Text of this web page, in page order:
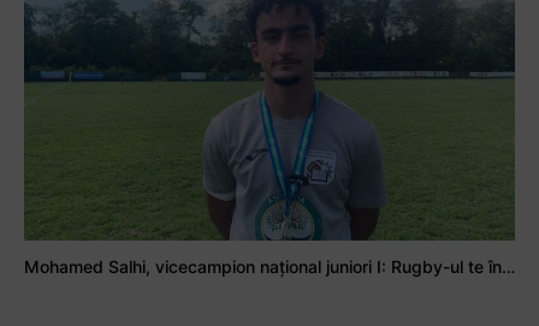
Mohamed Salhi, vicecampion național juniori I: Rugby-ul te învață să accepți și înfrângerile